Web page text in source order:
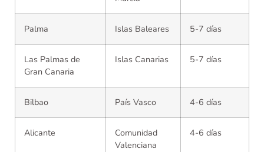
Palma Islas Baleares 5-7 días
Las Palmas de
Gran Canaria
Islas Canarias 5-7 días
Bilbao País Vasco 4-6 días
Alicante
Comunidad
Valenciana
4-6 días